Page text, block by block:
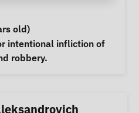
old)
robbery.